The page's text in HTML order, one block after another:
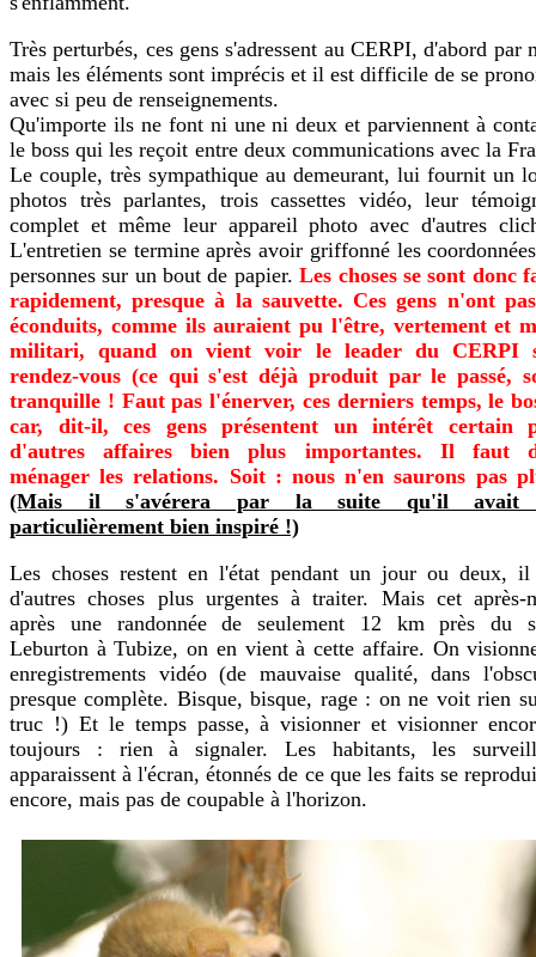
Très perturbés, ces gens s'adressent au CERPI, d'abord par
mais les éléments sont imprécis et il est difficile de se
avec si peu de renseignements.
Qu'importe ils ne font ni une ni deux et parviennent à
le boss qui les reçoit entre deux communications avec la
Le couple, très sympathique au demeurant, lui fournit un
photos très parlantes, trois cassettes vidéo, leur
complet et même leur appareil photo avec d'autres
L'entretien se termine après avoir griffonné les
personnes sur un bout de papier.Les choses se sont donc
rapidement, presque à la sauvette. Ces gens n'ont
éconduits, comme ils auraient pu l'être, vertement et
militari, quand on vient voir le leader du CERPI
rendez-vous (ce qui s'est déjà produit par le passé,
tranquille ! Faut pas l'énerver, ces derniers temps, le
car, dit-il, ces gens présentent un intérêt certain
d'autres affaires bien plus importantes. Il faut
ménager les relations. Soit : nous n'en saurons pas
(Mais il s'avérera par la suite qu'il avait
particulièrement bien inspiré !)
Les choses restent en l'état pendant un jour ou deux,
d'autres choses plus urgentes à traiter. Mais cet après-
après une randonnée de seulement 12 km près du
Leburton à Tubize, on en vient à cette affaire. On
enregistrements vidéo (de mauvaise qualité, dans
presque complète. Bisque, bisque, rage : on ne voit rien
truc !) Et le temps passe, à visionner et visionner
toujours : rien à signaler. Les habitants, les
apparaissent à l'écran, étonnés de ce que les faits se
encore, mais pas de coupable à l'horizon.